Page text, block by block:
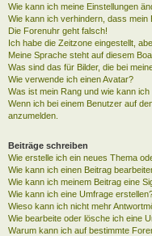
Wie kann ich meine Einstellungen
Wie kann ich verhindern, dass
Die Forenuhr geht falsch!
Ich habe die Zeitzone eingestellt,
Meine Sprache steht auf diesem
Was sind das für Bilder, die bei
Wie verwende ich einen Avatar?
Was ist mein Rang und wie kann ich
Wenn ich bei einem Benutzer auf
anzumelden.
Beiträge schreiben
Wie erstelle ich ein neues Thema
Wie kann ich einen Beitrag
Wie kann ich meinem Beitrag eine
Wie kann ich eine Umfrage
Wieso kann ich nicht mehr
Wie bearbeite oder lösche ich eine
Warum kann ich auf bestimmte